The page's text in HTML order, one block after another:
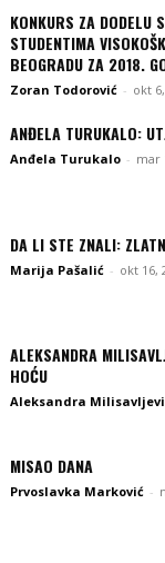
KONKURS ZA DODELU
STUDENTIMA
BEOGRADU ZA 2018.
Zoran Todorović - okt
ANĐELA TURUKALO:
Anđela Turukalo - mar
DA LI STE ZNALI:
Marija Pašalić - okt 16,
ALEKSANDRA
HOĆU
Aleksandra
MISAO DANA
Prvoslavka Marković -